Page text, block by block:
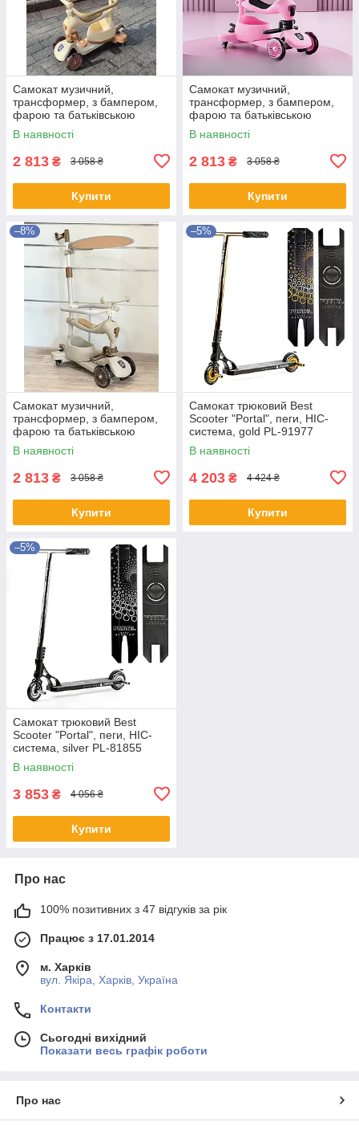
Самокат музичний,
трансформер, з бампером,
фарою та батьківською
ручкою, 3в1, Maraton, K619
беж
В наявності
2 813 ₴ 3 058 ₴
Купити
Самокат музичний,
трансформер, з бампером,
фарою та батьківською
ручкою, 3в1, Maraton, K619
рожевий
В наявності
2 813 ₴ 3 058 ₴
Купити
–8%
Самокат музичний,
трансформер, з бампером,
фарою та батьківською
ручкою, 3в1, Maraton, K619
В наявності
2 813 ₴ 3 058 ₴
Купити
–5%
Самокат трюковий Best
Scooter "Portal", пеги, HIC-
система, gold PL-91977
В наявності
4 203 ₴ 4 424 ₴
Купити
–5%
Самокат трюковий Best
Scooter "Portal", пеги, HIC-
система, silver PL-81855
В наявності
3 853 ₴ 4 056 ₴
Купити
Про нас
100% позитивних з 47 відгуків за рік
Працює з 17.01.2014
м. Харків
вул. Якіра, Харків, Україна
Контакти
Сьогодні вихідний
Показати весь графік роботи
Про нас